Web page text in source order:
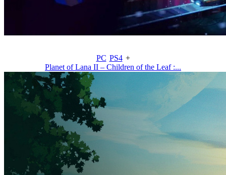
PC PS4 +
Planet of Lana II – Children of the Leaf :...